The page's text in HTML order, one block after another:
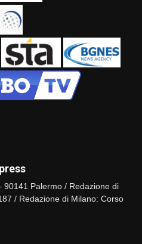
90141 Palermo / Redazione di
/ Redazione di Milano: Corso